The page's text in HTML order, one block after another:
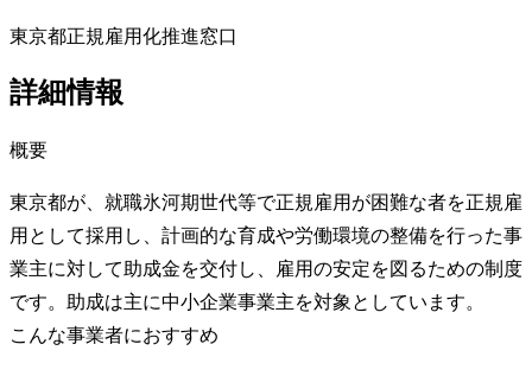
東京都正規雇用化推進窓口
詳細情報
概要
東京都が、就職氷河期世代等で正規雇用が困難な者を正規雇
用として採用し、計画的な育成や労働環境の整備を行った事
業主に対して助成金を交付し、雇用の安定を図るための制度
です。助成は主に中小企業事業主を対象としています。
こんな事業者におすすめ